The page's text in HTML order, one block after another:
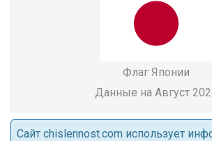
Флаг Японии
Данные на Август
Cайт chislennost.com использует